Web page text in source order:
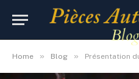
Home » Blog » Présentation